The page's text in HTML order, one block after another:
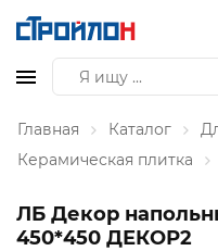
Главная Каталог
Керамическая плитка
ЛБ Декор
450*450 ДЕКОР2